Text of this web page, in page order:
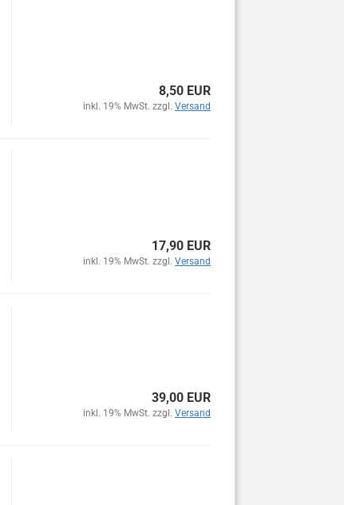
8,50 EUR
inkl. 19% MwSt. zzgl. Versand
17,90 EUR
inkl. 19% MwSt. zzgl. Versand
39,00 EUR
inkl. 19% MwSt. zzgl. Versand